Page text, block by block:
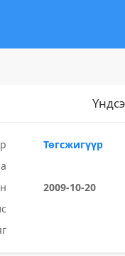
Төгсжигүүр
2009-10-20